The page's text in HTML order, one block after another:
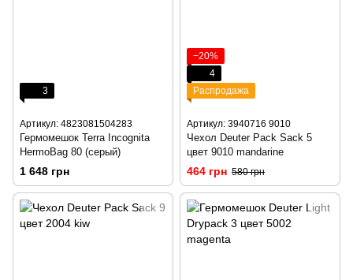
3
Артикул: 4823081504283
Гермомешок Terra Incognita
HermoBag 80 (серый)
1 648 грн
−20%
4
Распродажа
Артикул: 3940716 9010
Чехол Deuter Pack Sack 5
цвет 9010 mandarine
464 грн 580 грн